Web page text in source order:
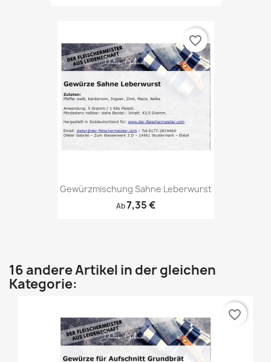
Gewürzmischung Sahne Leberwurst
Ab7,35 €
favorite_border
16 andere Artikel in der gleichen
Kategorie:
favorite_border